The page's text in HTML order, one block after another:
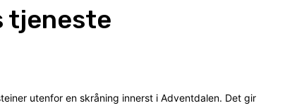
tjeneste
utenfor en skråning innerst i Adventdalen. Det gir